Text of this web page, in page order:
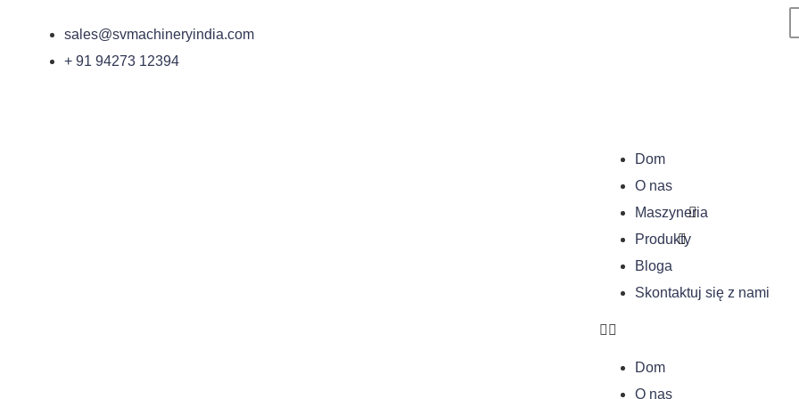
sales@svmachineryindia.com
+ 91 94273 12394
Dom
O nas
Maszyneria
Produkty
Bloga
Skontaktuj się z nami
Dom
O nas